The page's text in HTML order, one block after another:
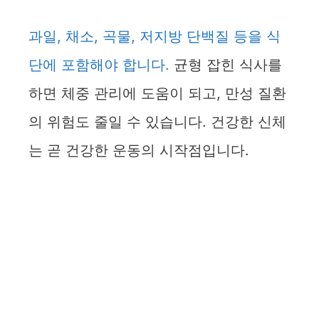
과일, 채소, 곡물, 저지방 단백질 등을 식
단에 포함해야 합니다. 균형 잡힌 식사를
하면 체중 관리에 도움이 되고, 만성 질환
의 위험도 줄일 수 있습니다. 건강한 신체
는 곧 건강한 운동의 시작점입니다.